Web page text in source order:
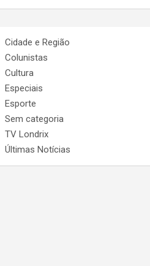
Cidade e Região
Colunistas
Cultura
Especiais
Esporte
Sem categoria
TV Londrix
Últimas Notícias